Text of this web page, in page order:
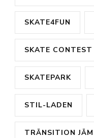
SKATE4FUN
SKATE CONTEST
SKATEPARK
STIL-LADEN
TRÄNSITION JÄM